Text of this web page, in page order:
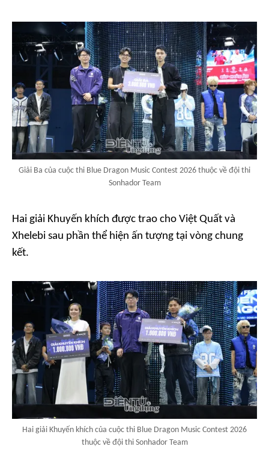
Giải Ba của cuộc thi Blue Dragon Music Contest 2026 thuộc về đội thi
Sonhador Team
Hai giải Khuyến khích được trao cho Việt Quất và
Xhelebi sau phần thể hiện ấn tượng tại vòng chung
kết.
Hai giải Khuyến khích của cuộc thi Blue Dragon Music Contest 2026
thuộc về đội thi Sonhador Team